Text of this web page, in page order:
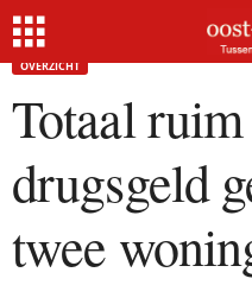
Home Totaal ruim 12
OVERZICHT
Totaal
drugsgeld
twee